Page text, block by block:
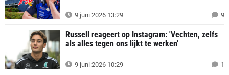
9 juni 2026 13:29 9
Russell reageert op Instagram: 'Vechten, zelfs
als alles tegen ons lijkt te werken'
9 juni 2026 10:29 1